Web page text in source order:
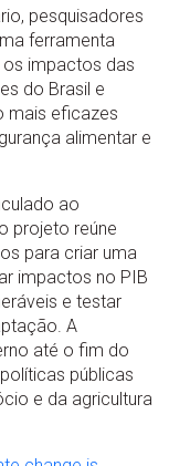
pesquisadores
ferramenta
os impactos das
do Brasil e
mais eficazes
alimentar e
ao
projeto reúne
para criar uma
impactos no PIB
e testar
A
até o fim do
públicas
e da agricultura